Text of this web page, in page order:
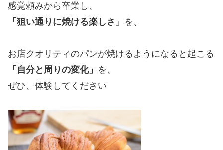
感覚頼みから卒業し、
「狙い通りに焼ける楽しさ」 を、
お店クオリティのパンが焼けるようになると起こる
「自分と周りの変化」 を、
ぜひ、体験してください